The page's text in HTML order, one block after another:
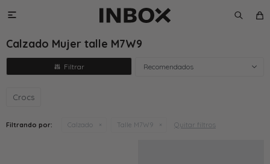

Calzado Mujer talle M7W9
Recomendados
Crocs
Filtrando por: Calzado Talle M7W9 Quitar filtros